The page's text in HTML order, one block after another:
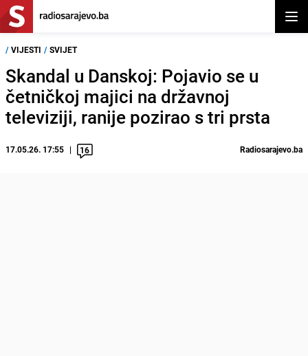
/ VIJESTI / SVIJET
Skandal u Danskoj: Pojavio se u
četničkoj majici na državnoj
televiziji, ranije pozirao s tri prsta
17.05.26. 17:55 16 Radiosarajevo.ba